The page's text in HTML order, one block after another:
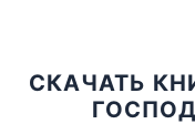
СКАЧАТЬ